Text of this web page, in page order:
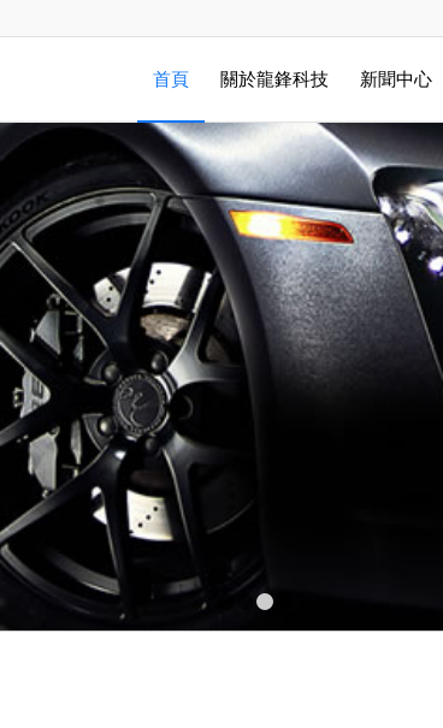
首頁 關於龍鋒科技 新聞中心